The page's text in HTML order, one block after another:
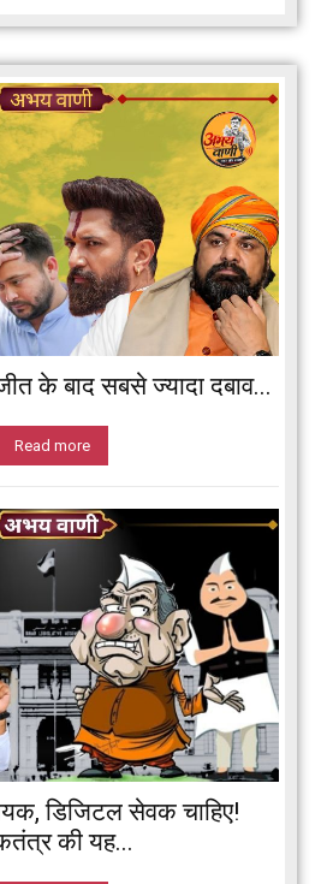
के बाद सबसे ज्यादा दबाव...
Read more
डिजिटल सेवक चाहिए!
की यह...